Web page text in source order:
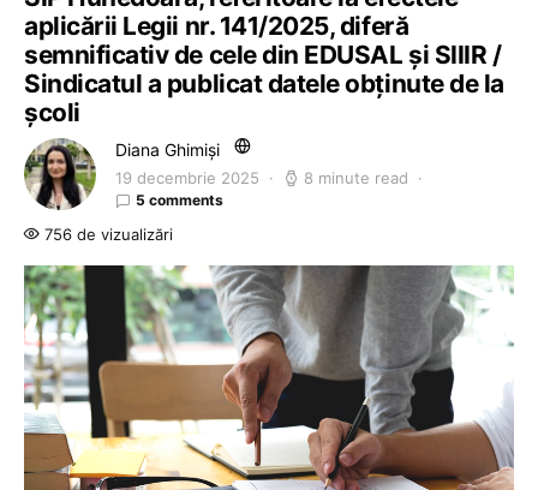
aplicării Legii nr. 141/2025, diferă
semnificativ de cele din EDUSAL și SIIIR /
Sindicatul a publicat datele obținute de la
școli
Diana Ghimiși
19 decembrie 2025 8 minute read
5 comments
756 de vizualizări